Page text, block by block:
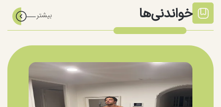
خواندنی‌ها